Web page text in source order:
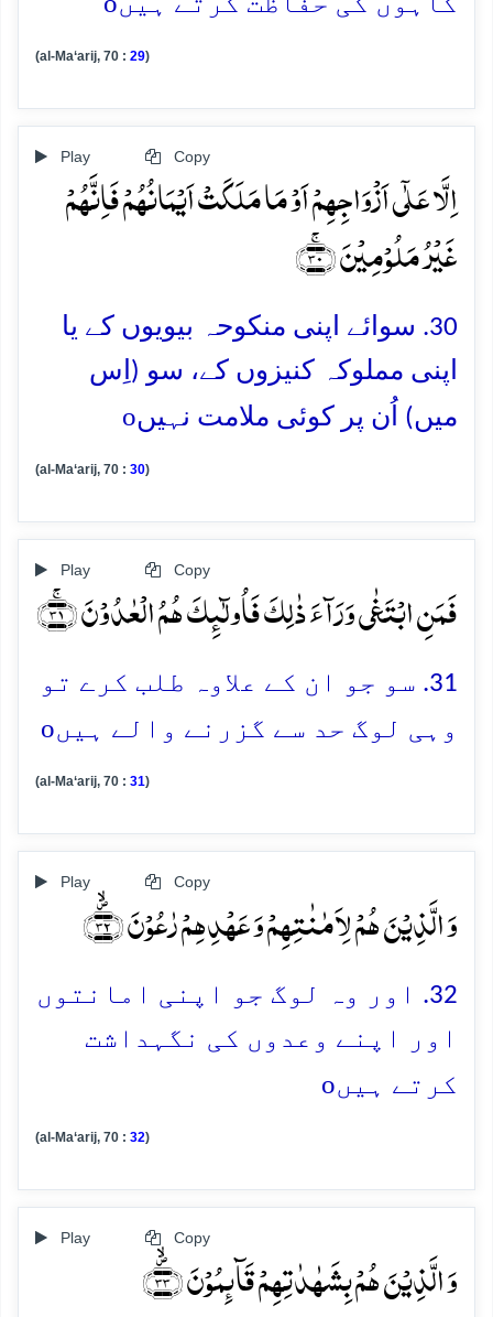
(al-Ma‘arij, 70 : 29)
Play Copy
اِلَّا عَلٰۤی اَزۡوَاجِہِمۡ اَوۡ مَا مَلَکَتۡ اَیۡمَانُہُمۡ فَاِنَّہُمۡ
غَیۡرُ مَلُوۡمِیۡنَ ﴿ۚ۳۰﴾
30. سوائے اپنی منکوحہ بیویوں کے یا
اپنی مملوکہ کنیزوں کے، سو (اِس
میں) اُن پر کوئی ملامت نہیںo
(al-Ma‘arij, 70 : 30)
Play Copy
فَمَنِ ابۡتَغٰی وَرَآءَ ذٰلِکَ فَاُولٰٓئِکَ ہُمُ الۡعٰدُوۡنَ ﴿ۚ۳۱﴾
31. سو جو ان کے علاوہ طلب کرے تو
وہی لوگ حد سے گزرنے والے ہیںo
(al-Ma‘arij, 70 : 31)
Play Copy
وَ الَّذِیۡنَ ہُمۡ لِاَمٰنٰتِہِمۡ وَ عَہۡدِہِمۡ رٰعُوۡنَ ﴿۪ۙ۳۲﴾
32. اور وہ لوگ جو اپنی امانتوں
اور اپنے وعدوں کی نگہداشت
کرتے ہیںo
(al-Ma‘arij, 70 : 32)
Play Copy
وَ الَّذِیۡنَ ہُمۡ بِشَہٰدٰتِہِمۡ قَآئِمُوۡنَ ﴿۪ۙ۳۳﴾